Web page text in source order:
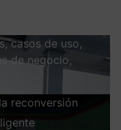
casos de uso,
de negocio,
reconversión